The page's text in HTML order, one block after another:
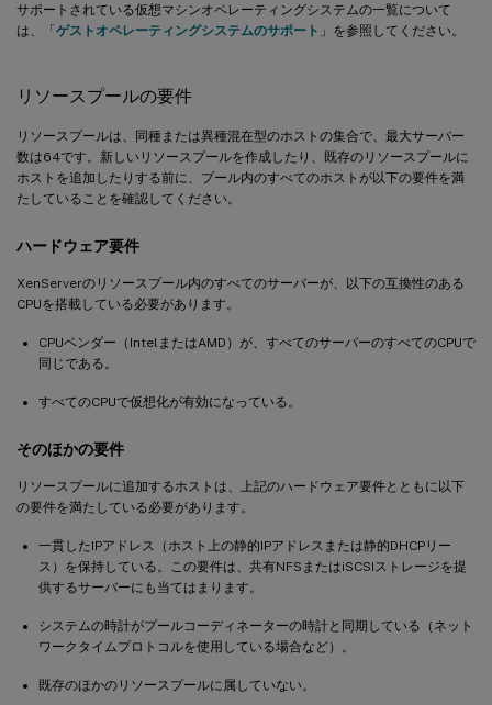
サポートされている仮想マシンオペレーティングシステムの一覧について
は、「ゲストオペレーティングシステムのサポート 」を参照してください。
リソースプールの要件
リソースプールは、同種または異種混在型のホストの集合で、最大サーバー
数は64です。新しいリソースプールを作成したり、既存のリソースプールに
ホストを追加したりする前に、プール内のすべてのホストが以下の要件を満
たしていることを確認してください。
ハードウェア要件
XenServerのリソースプール内のすべてのサーバーが、以下の互換性のある
CPUを搭載している必要があります。
CPUベンダー（IntelまたはAMD）が、すべてのサーバーのすべてのCPUで
同じである。
すべてのCPUで仮想化が有効になっている。
そのほかの要件
リソースプールに追加するホストは、上記のハードウェア要件とともに以下
の要件を満たしている必要があります。
一貫したIPアドレス（ホスト上の静的IPアドレスまたは静的DHCPリー
ス）を保持している。この要件は、共有NFSまたはiSCSIストレージを提
供するサーバーにも当てはまります。
システムの時計がプールコーディネーターの時計と同期している（ネット
ワークタイムプロトコルを使用している場合など）。
既存のほかのリソースプールに属していない。